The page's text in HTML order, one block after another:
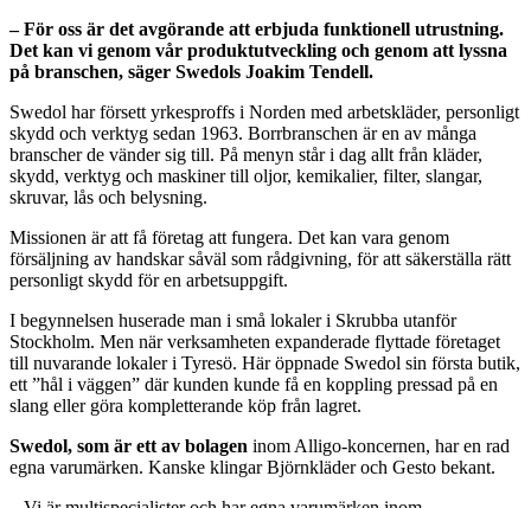
– För oss är det avgörande att erbjuda funktionell utrustning.
Det kan vi genom vår produktutveckling och genom att lyssna
på branschen, säger Swedols Joakim Tendell.
Swedol har försett yrkesproffs i Norden med arbetskläder, personligt
skydd och verktyg sedan 1963. Borrbranschen är en av många
branscher de vänder sig till. På menyn står i dag allt från kläder,
skydd, verktyg och maskiner till oljor, kemikalier, filter, slangar,
skruvar, lås och belysning.
Missionen är att få företag att fungera. Det kan vara genom
försäljning av handskar såväl som rådgivning, för att säkerställa rätt
personligt skydd för en arbetsuppgift.
I begynnelsen huserade man i små lokaler i Skrubba utanför
Stockholm. Men när verksamheten expanderade flyttade företaget
till nuvarande lokaler i Tyresö. Här öppnade Swedol sin första butik,
ett ”hål i väggen” där kunden kunde få en koppling pressad på en
slang eller göra kompletterande köp från lagret.
Swedol, som är ett av bolagen inom Alligo-koncernen, har en rad
egna varumärken. Kanske klingar Björnkläder och Gesto bekant.